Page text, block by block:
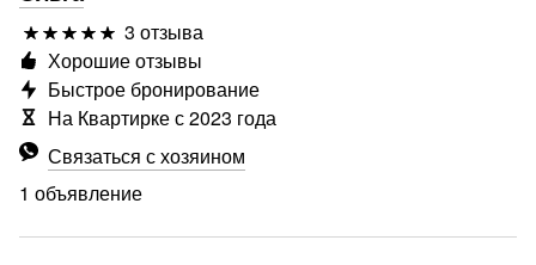
3 отзыва
Связаться с хозяином
1 объявление
Хорошие отзывы
Быстрое бронирование
На Квартирке с 2023 года